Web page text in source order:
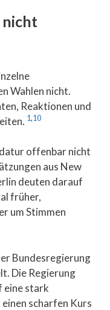
nicht
Wahlen nicht.
Reaktionen und
1,10
offenbar nicht
aus New
deuten darauf
früher,
um Stimmen
Bundesregierung
Die Regierung
eine stark
scharfen Kurs